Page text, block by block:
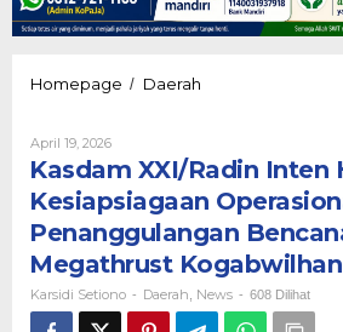
Homepage / Daerah
Latihan
Kesiapsiagaan
Operasional
Penanggulangan
Bencana
Gempa
Megathrust
Kogabwilhan
April 19, 2026Oleh
Setiono
Kasdam XXI/Radin Inten
Kesiapsiagaan
Penanggulangan
Megathrust
Karsidi Setiono - Daerah News - 608 Dilihat